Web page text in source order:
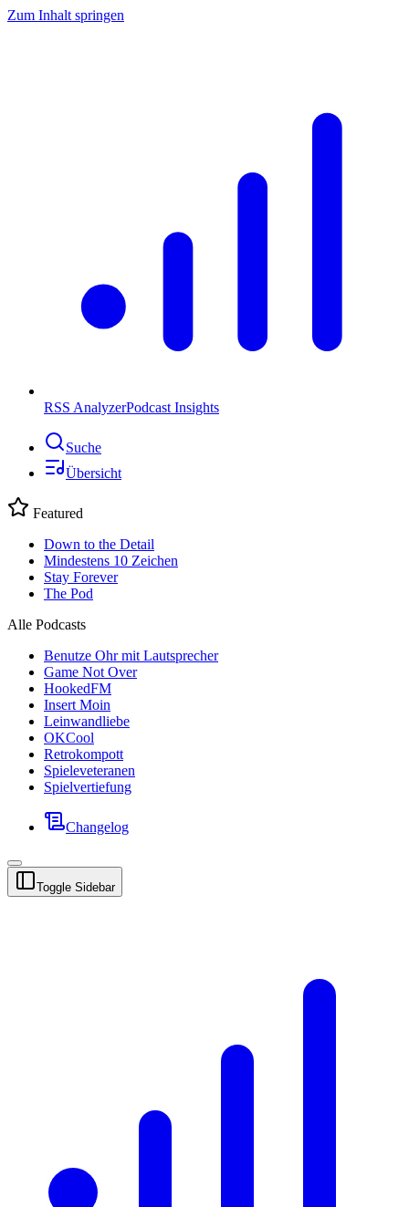
Zum Inhalt springen
RSS AnalyzerPodcast Insights
Suche
Übersicht
Featured
Down to the Detail
Mindestens 10 Zeichen
Stay Forever
The Pod
Alle Podcasts
Benutze Ohr mit Lautsprecher
Game Not Over
HookedFM
Insert Moin
Leinwandliebe
OKCool
Retrokompott
Spieleveteranen
Spielvertiefung
Changelog
Toggle Sidebar